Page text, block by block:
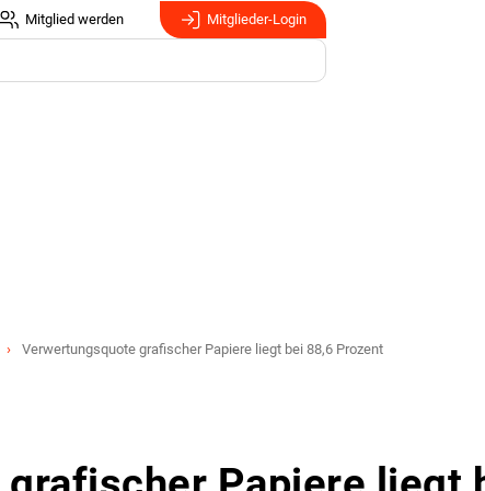
Mitglied werden Mitglieder-Login
Verwertungsquote grafischer Papiere liegt bei 88,6 Prozent